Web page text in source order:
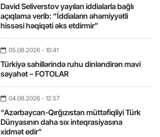
David Seliverstov yayılan iddialarla bağlı
açıqlama verib: “İddiaların əhəmiyyətli
hissəsi həqiqəti əks etdirmir”
05.08.2026 - 10:41
Türkiyə sahillərində ruhu dinləndirən mavi
səyahət – FOTOLAR
04.08.2026 - 12:57
“Azərbaycan-Qırğızıstan müttəfiqliyi Türk
Dünyasının daha sıx inteqrasiyasına
xidmət edir”